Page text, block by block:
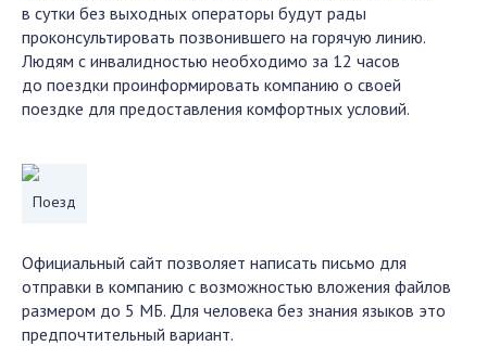
в сутки без выходных операторы будут рады
проконсультировать позвонившего на горячую линию.
Людям с инвалидностью необходимо за 12 часов
до поездки проинформировать компанию о своей
поездке для предоставления комфортных условий.
Поезд
Официальный сайт позволяет написать письмо для
отправки в компанию с возможностью вложения файлов
размером до 5 МБ. Для человека без знания языков это
предпочтительный вариант.